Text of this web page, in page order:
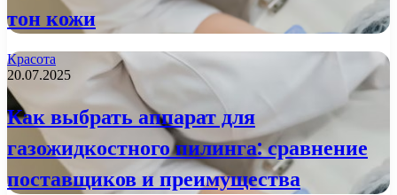
тон кожи
Красота
20.07.2025
Как выбрать аппарат для
газожидкостного пилинга: сравнение
поставщиков и преимущества